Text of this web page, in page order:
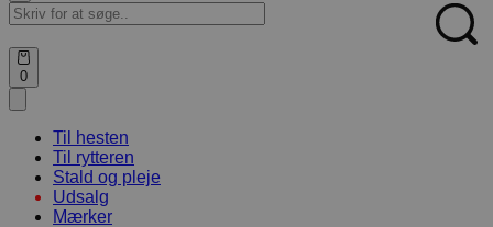
Search
for:
0Open
cart
Til hesten
Til rytteren
Stald og pleje
Udsalg
Mærker